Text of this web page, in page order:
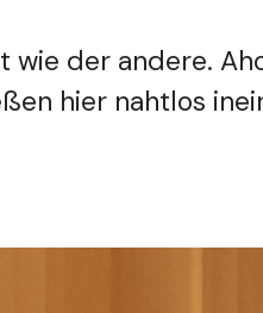
wie der andere.
hier nahtlos